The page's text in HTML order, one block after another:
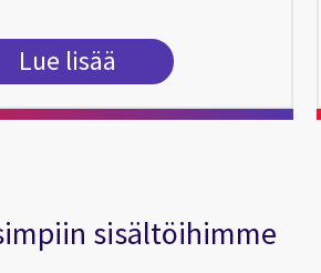
Lue lisää
sisältöihimme